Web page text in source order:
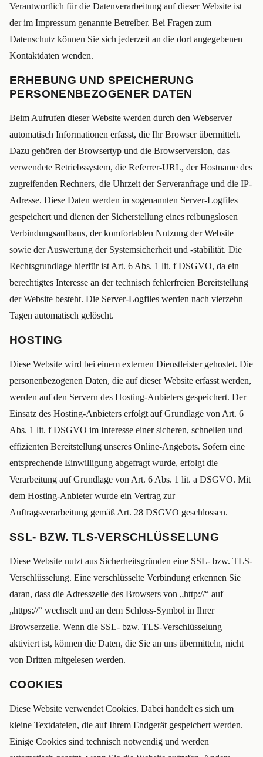
Verantwortlich für die Datenverarbeitung auf dieser Website ist
der im Impressum genannte Betreiber. Bei Fragen zum
Datenschutz können Sie sich jederzeit an die dort angegebenen
Kontaktdaten wenden.
ERHEBUNG UND SPEICHERUNG
PERSONENBEZOGENER DATEN
Beim Aufrufen dieser Website werden durch den Webserver
automatisch Informationen erfasst, die Ihr Browser übermittelt.
Dazu gehören der Browsertyp und die Browserversion, das
verwendete Betriebssystem, die Referrer-URL, der Hostname des
zugreifenden Rechners, die Uhrzeit der Serveranfrage und die IP-
Adresse. Diese Daten werden in sogenannten Server-Logfiles
gespeichert und dienen der Sicherstellung eines reibungslosen
Verbindungsaufbaus, der komfortablen Nutzung der Website
sowie der Auswertung der Systemsicherheit und -stabilität. Die
Rechtsgrundlage hierfür ist Art. 6 Abs. 1 lit. f DSGVO, da ein
berechtigtes Interesse an der technisch fehlerfreien Bereitstellung
der Website besteht. Die Server-Logfiles werden nach vierzehn
Tagen automatisch gelöscht.
HOSTING
Diese Website wird bei einem externen Dienstleister gehostet. Die
personenbezogenen Daten, die auf dieser Website erfasst werden,
werden auf den Servern des Hosting-Anbieters gespeichert. Der
Einsatz des Hosting-Anbieters erfolgt auf Grundlage von Art. 6
Abs. 1 lit. f DSGVO im Interesse einer sicheren, schnellen und
effizienten Bereitstellung unseres Online-Angebots. Sofern eine
entsprechende Einwilligung abgefragt wurde, erfolgt die
Verarbeitung auf Grundlage von Art. 6 Abs. 1 lit. a DSGVO. Mit
dem Hosting-Anbieter wurde ein Vertrag zur
Auftragsverarbeitung gemäß Art. 28 DSGVO geschlossen.
SSL- BZW. TLS-VERSCHLÜSSELUNG
Diese Website nutzt aus Sicherheitsgründen eine SSL- bzw. TLS-
Verschlüsselung. Eine verschlüsselte Verbindung erkennen Sie
daran, dass die Adresszeile des Browsers von „http://“ auf
„https://“ wechselt und an dem Schloss-Symbol in Ihrer
Browserzeile. Wenn die SSL- bzw. TLS-Verschlüsselung
aktiviert ist, können die Daten, die Sie an uns übermitteln, nicht
von Dritten mitgelesen werden.
COOKIES
Diese Website verwendet Cookies. Dabei handelt es sich um
kleine Textdateien, die auf Ihrem Endgerät gespeichert werden.
Einige Cookies sind technisch notwendig und werden